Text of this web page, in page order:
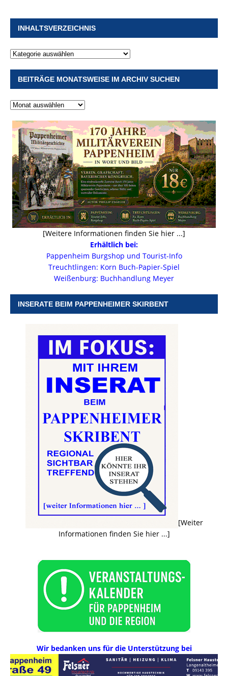
INHALTSVERZEICHNIS
BEITRÄGE MONATSWEISE IM ARCHIV SUCHEN
[Weitere Informationen finden Sie hier ...]
Erhältlich bei:
Pappenheim Burgshop und Tourist-Info
Treuchtlingen: Korn Buch-Papier-Spiel
Weißenburg: Buchhandlung Meyer
INSERATE BEIM PAPPENHEIMER SKIRBENT
[Weiter
Informationen finden Sie hier ...]
Wir bedanken uns für die Unterstützung bei